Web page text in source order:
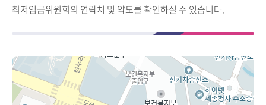
최저임금위원회의 연락처 및 약도를 확인하실 수 있습니다.